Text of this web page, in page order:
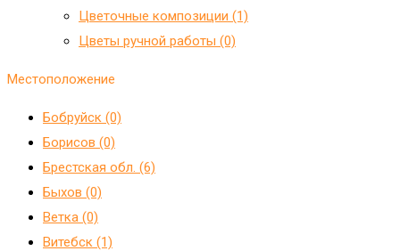
Цветочные композиции (1)
Цветы ручной работы (0)
Местоположение
Бобруйск (0)
Борисов (0)
Брестская обл. (6)
Быхов (0)
Ветка (0)
Витебск (1)